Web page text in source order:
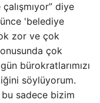
diye
'belediye
zor ve çok
çok
bürokratlarımızı
söylüyorum.
sadece bizim